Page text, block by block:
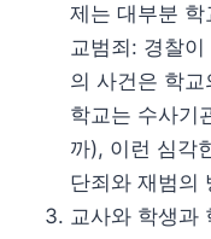
제는 대부분
교범죄: 경찰
의 사건은 학
학교는 수사기
까), 이런 심각
단죄와 재범의
교사와 학생과